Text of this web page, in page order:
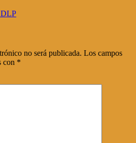
DLP
no será publicada. Los campos
con *